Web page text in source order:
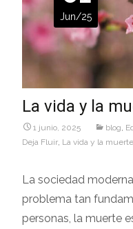
Jun/25
La vida y la
1 junio, 2025 blog,
Deja Fluir, La vida y la muerte
La sociedad
problema tan
personas, la muerte